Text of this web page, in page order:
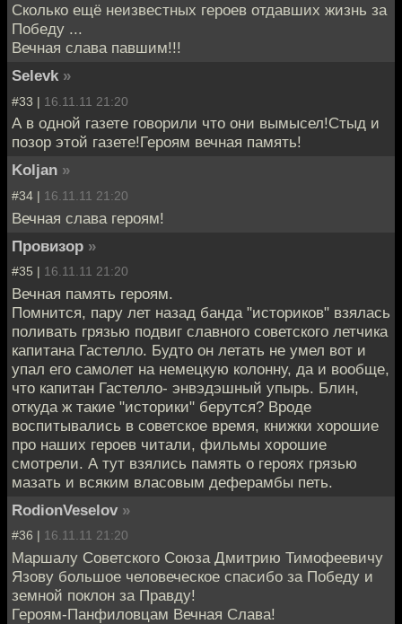
Сколько ещё неизвестных героев отдавших жизнь за
Победу ...
Вечная слава павшим!!!
Selevk »
#33 | 16.11.11 21:20
А в одной газете говорили что они вымысел!Стыд и
позор этой газете!Героям вечная память!
Koljan »
#34 | 16.11.11 21:20
Вечная слава героям!
Провизор »
#35 | 16.11.11 21:20
Вечная память героям.
Помнится, пару лет назад банда "историков" взялась
поливать грязью подвиг славного советского летчика
капитана Гастелло. Будто он летать не умел вот и
упал его самолет на немецкую колонну, да и вообще,
что капитан Гастелло- энвэдэшный упырь. Блин,
откуда ж такие "историки" берутся? Вроде
воспитывались в советское время, книжки хорошие
про наших героев читали, фильмы хорошие
смотрели. А тут взялись память о героях грязью
мазать и всяким власовым деферамбы петь.
RodionVeselov »
#36 | 16.11.11 21:20
Маршалу Советского Союза Дмитрию Тимофеевичу
Язову большое человеческое спасибо за Победу и
земной поклон за Правду!
Героям-Панфиловцам Вечная Слава!